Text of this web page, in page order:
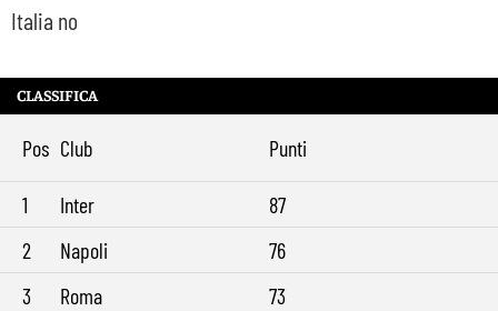
Italia no
CLASSIFICA
Pos Club Punti
1 Inter
87
2
Napoli
76
3
Roma
73